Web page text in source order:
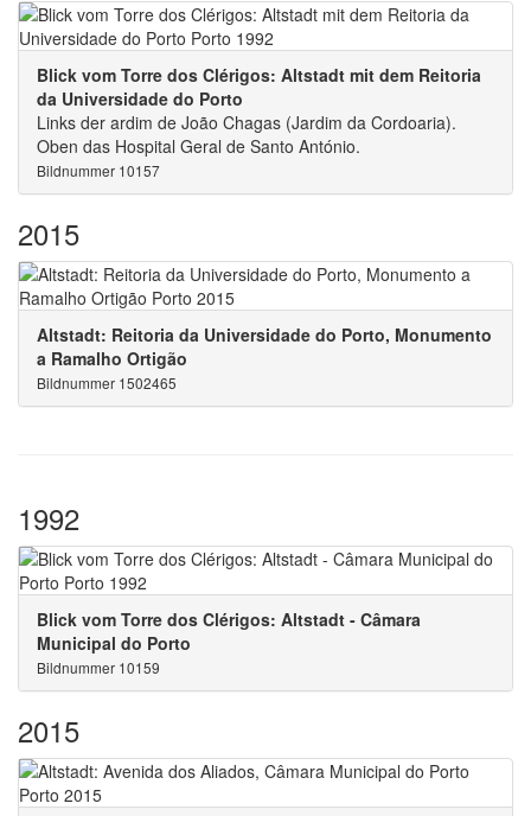
Blick vom Torre dos Clérigos: Altstadt mit dem Reitoria
da Universidade do Porto
Links der ardim de João Chagas (Jardim da Cordoaria).
Oben das Hospital Geral de Santo António.
Bildnummer 10157
2015
Altstadt: Reitoria da Universidade do Porto, Monumento
a Ramalho Ortigão
Bildnummer 1502465
1992
Blick vom Torre dos Clérigos: Altstadt - Câmara
Municipal do Porto
Bildnummer 10159
2015